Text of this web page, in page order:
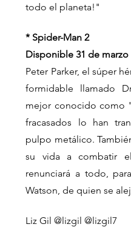
todo el planeta!"
* Spider-Man 2
Disponible 31 de marzo
Peter Parker, el súper
formidable llamado
mejor conocido como
fracasados lo han
pulpo metálico.
su vida a combatir
renunciará a todo,
Watson, de quien se
Liz Gil @lizgil @lizgil7